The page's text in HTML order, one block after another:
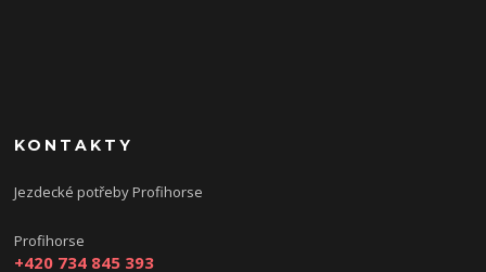
KONTAKTY
Jezdecké potřeby Profihorse
Profihorse
+420 734 845 393